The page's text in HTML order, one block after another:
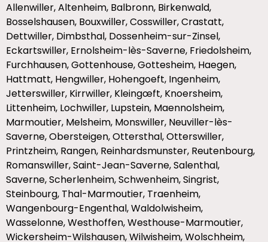
Allenwiller, Altenheim, Balbronn, Birkenwald,
Bosselshausen, Bouxwiller, Cosswiller, Crastatt,
Dettwiller, Dimbsthal, Dossenheim-sur-Zinsel,
Eckartswiller, Ernolsheim-lès-Saverne, Friedolsheim,
Furchhausen, Gottenhouse, Gottesheim, Haegen,
Hattmatt, Hengwiller, Hohengoeft, Ingenheim,
Jetterswiller, Kirrwiller, Kleingœft, Knoersheim,
Littenheim, Lochwiller, Lupstein, Maennolsheim,
Marmoutier, Melsheim, Monswiller, Neuviller-lès-
Saverne, Obersteigen, Ottersthal, Otterswiller,
Printzheim, Rangen, Reinhardsmunster, Reutenbourg,
Romanswiller, Saint-Jean-Saverne, Salenthal,
Saverne, Scherlenheim, Schwenheim, Singrist,
Steinbourg, Thal-Marmoutier, Traenheim,
Wangenbourg-Engenthal, Waldolwisheim,
Wasselonne, Westhoffen, Westhouse-Marmoutier,
Wickersheim-Wilshausen, Wilwisheim, Wolschheim,